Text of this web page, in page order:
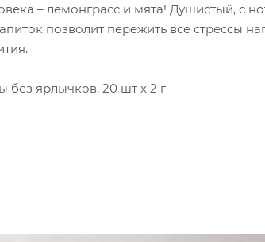
– лемонграсс и мята! Душистый, с
позволит пережить все стрессы
без ярлычков, 20 шт х 2 г